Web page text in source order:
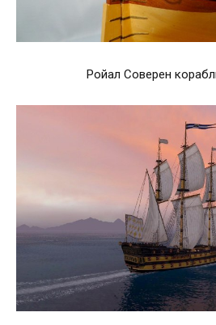
Ройал Соверен